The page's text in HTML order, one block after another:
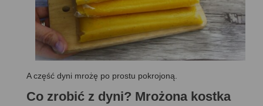
A część dyni mrożę po prostu pokrojoną.
Co zrobić z dyni? Mrożona kostka